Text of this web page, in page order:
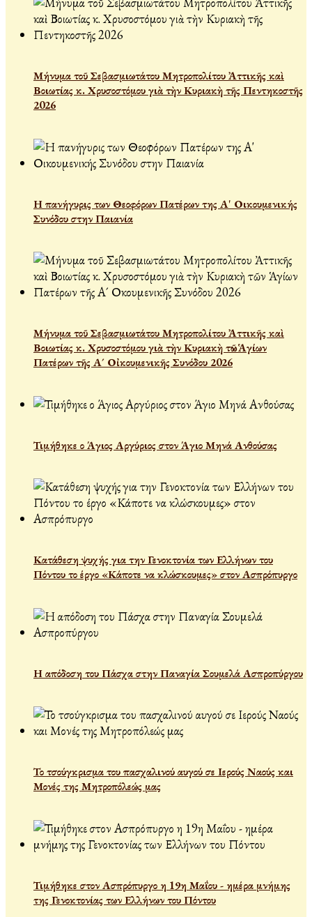
Μήνυμα τοῦ Σεβασμιωτάτου Μητροπολίτου Ἀττικῆς καὶ
Βοιωτίας κ. Χρυσοστόμου γιὰ τὴν Κυριακὴ τῆς Πεντηκοστῆς
2026
Η πανήγυρις των Θεοφόρων Πατέρων της Α' Οικουμενικής
Συνόδου στην Παιανία
Μήνυμα τοῦ Σεβασμιωτάτου Μητροπολίτου Ἀττικῆς καὶ
Βοιωτίας κ. Χρυσοστόμου γιὰ τὴν Κυριακὴ τῶν Ἁγίων
Πατέρων τῆς Α´ Οἰκουμενικῆς Συνόδου 2026
Τιμήθηκε ο Άγιος Αργύριος στον Άγιο Μηνά Ανθούσας
Κατάθεση ψυχής για την Γενοκτονία των Ελλήνων του
Πόντου το έργο «Κάποτε να κλώσκουμες» στον Ασπρόπυργο
Η απόδοση του Πάσχα στην Παναγία Σουμελά Ασπροπύργου
Το τσούγκρισμα του πασχαλινού αυγού σε Ιερούς Ναούς και
Μονές της Μητροπόλεώς μας
Τιμήθηκε στον Ασπρόπυργο η 19η Μαΐου - ημέρα μνήμης
της Γενοκτονίας των Ελλήνων του Πόντου